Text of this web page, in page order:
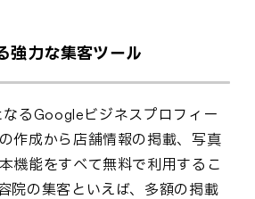
強力な集客ツール
るGoogleビジネスプロフィー
作成から店舗情報の掲載、写真
機能をすべて無料で利用するこ
院の集客といえば、多額の掲載